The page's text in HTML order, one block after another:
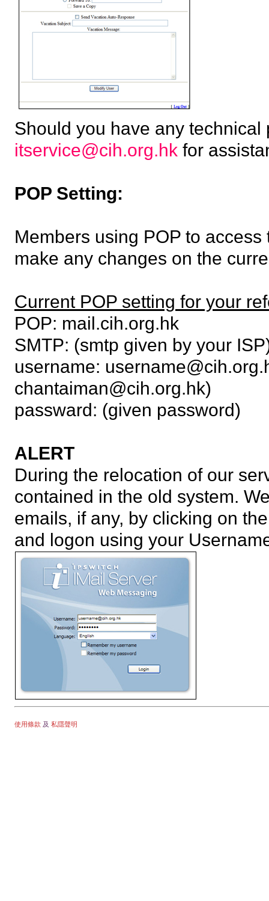
Should you have any
itservice@cih.org.hk for
POP Setting:
Members using POP to
make any changes on the
Current POP setting for your
POP: mail.cih.org.hk
SMTP: (smtp given by your
username:
chantaiman@cih.org.hk)
passward: (given password)
ALERT
During the relocation of our
contained in the old system.
emails, if any, by clicking on
and logon using your
使用條款 及 私隱聲明